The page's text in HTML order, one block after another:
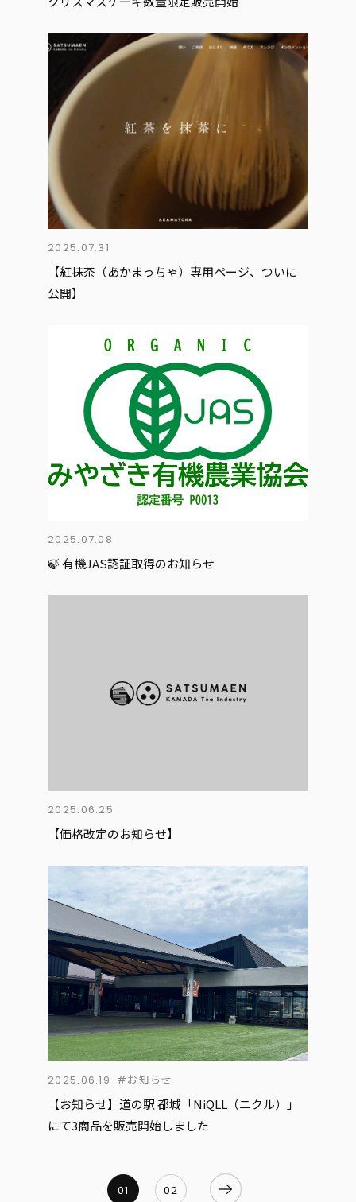
2025.07.31
【紅抹茶（あかまっちゃ）専用ページ、ついに
公開】
2025.07.08
🍃 有機JAS認証取得のお知らせ
2025.06.25
【価格改定のお知らせ】
2025.06.19 #お知らせ
【お知らせ】道の駅 都城「NiQLL（ニクル）」
にて3商品を販売開始しました
01 02